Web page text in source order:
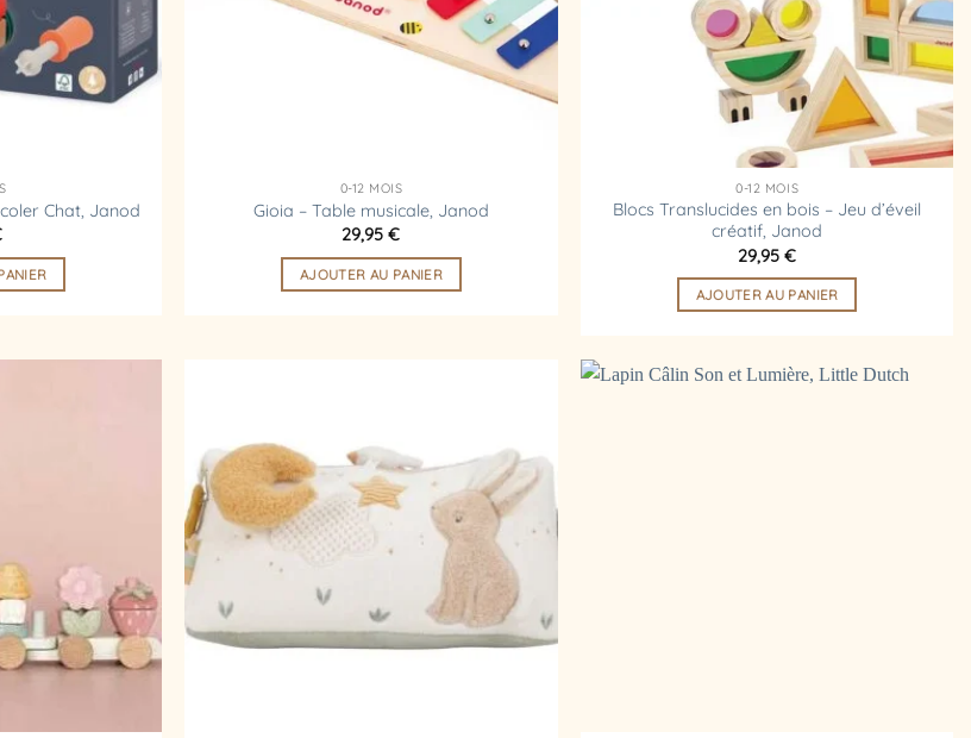
Chat, Janod
0-12 MOIS
Gioia – Table musicale, Janod
29,95€
AJOUTER AU PANIER
0-12 MOIS
Blocs Translucides en bois – Jeu d’éveil
créatif, Janod
29,95€
AJOUTER AU PANIER
liste
d’envies